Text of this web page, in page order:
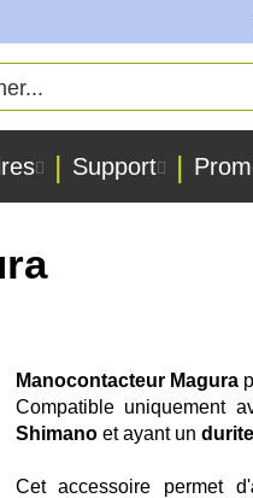
Support
Manocontacteur Magura
Compatible uniquement
Shimano et ayant un
Cet accessoire permet d'